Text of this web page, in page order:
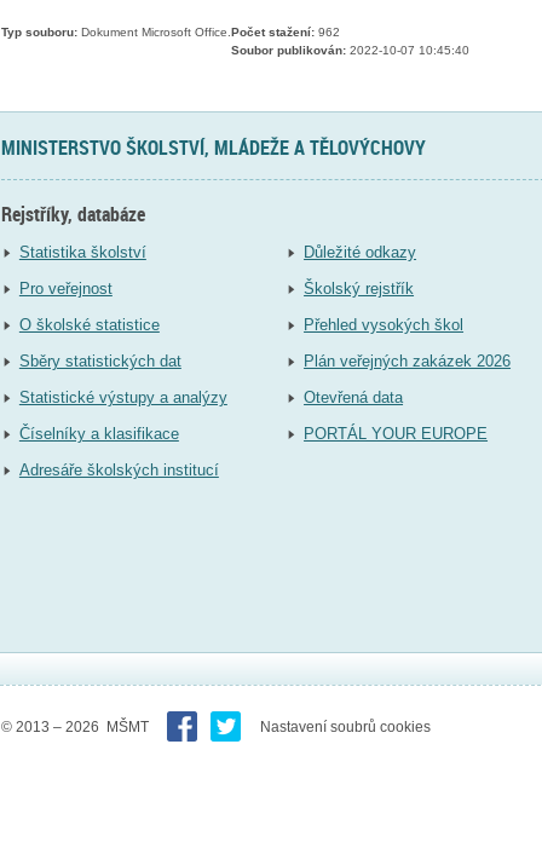
Typ souboru:Dokument Microsoft Office. Počet stažení:962
Soubor publikován:2022-10-07 10:45:40
MINISTERSTVO ŠKOLSTVÍ, MLÁDEŽE A TĚLOVÝCHOVY
Rejstříky, databáze
Statistika školství
Pro veřejnost
O školské statistice
Sběry statistických dat
Statistické výstupy a analýzy
Číselníky a klasifikace
Adresáře školských institucí
Důležité odkazy
Školský rejstřík
Přehled vysokých škol
Plán veřejných zakázek 2026
Otevřená data
PORTÁL YOUR EUROPE
© 2013 – 2026 MŠMT Nastavení soubrů cookies